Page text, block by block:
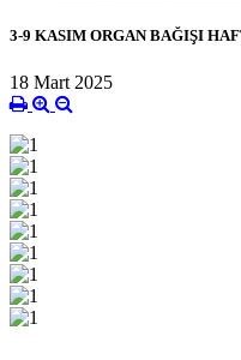
3-9 KASIM ORGAN BAĞIŞI
18 Mart 2025